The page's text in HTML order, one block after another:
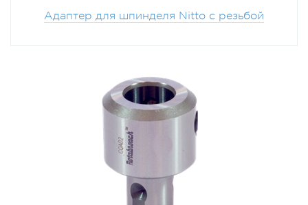
Адаптер для шпинделя Nitto с резьбой